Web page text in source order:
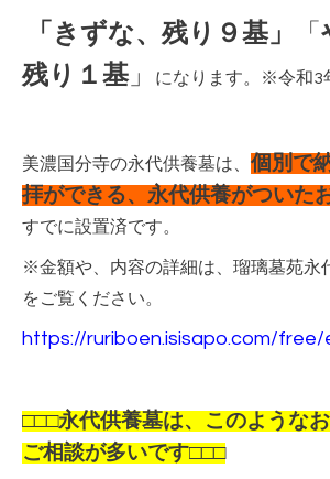
「 きずな、残り９基」 「
残り１基」 になります。※令和3
美濃国分寺の永代供養墓は、 個別で
拝ができる、永代供養がついた
すでに設置済です。
※金額や、内容の詳細は、瑠璃墓苑永
をご覧ください。
https://ruriboen.isisapo.com/free/
□□□永代供養墓は、このようなお
ご相談が多いです□□□